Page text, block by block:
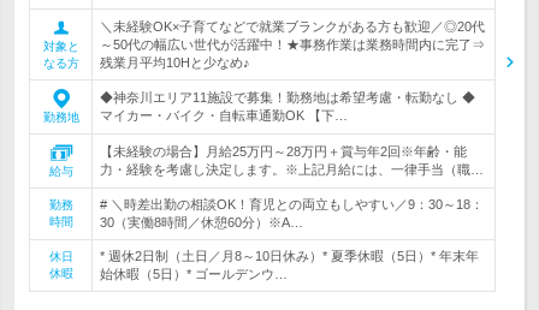
対象と
なる方
＼未経験OK×子育てなどで就業ブランクがある方も歓迎／◎20代
～50代の幅広い世代が活躍中！★事務作業は業務時間内に完了⇒
残業月平均10Hと少なめ♪
勤務地
◆神奈川エリア11施設で募集！勤務地は希望考慮・転勤なし ◆
マイカー・バイク・自転車通勤OK 【下…
給与
【未経験の場合】月給25万円～28万円＋賞与年2回※年齢・能
力・経験を考慮し決定します。※上記月給には、一律手当（職…
勤務
時間
# ＼時差出勤の相談OK！育児との両立もしやすい／9：30～18：
30（実働8時間／休憩60分）※A…
休日
休暇
* 週休2日制（土日／月8～10日休み）* 夏季休暇（5日）* 年末年
始休暇（5日）* ゴールデンウ…